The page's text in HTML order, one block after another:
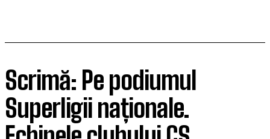
Scrimă: Pe podiumul
Superligii naționale.